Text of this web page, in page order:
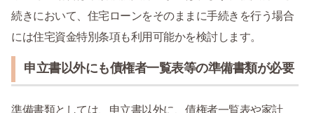
続きにおいて、住宅ローンをそのままに手続きを行う場合
には住宅資金特別条項も利用可能かを検討します。
申立書以外にも債権者一覧表等の準備書類が必要
準備書類としては、申立書以外に、債権者一覧表や家計